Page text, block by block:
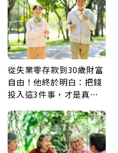
從失業零存款到30歲財富
自由！他終於明白：把錢
投入這3件事，才是真正